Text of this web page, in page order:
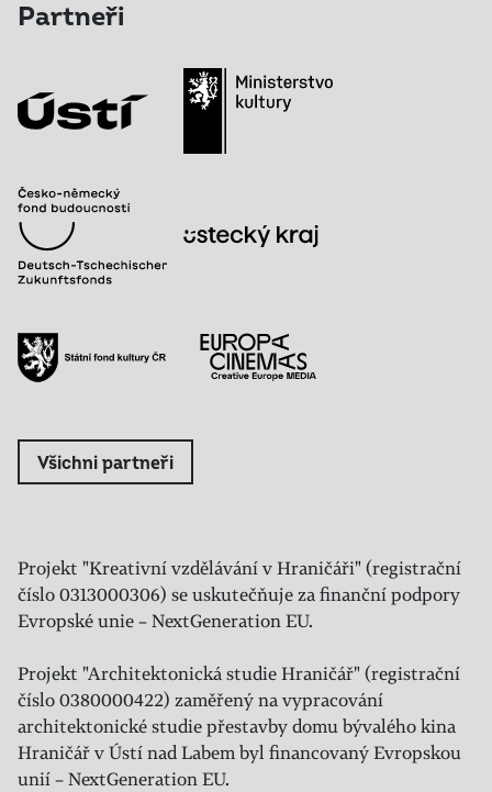
Partneři
Všichni partneři
Projekt "Kreativní vzdělávání v Hraničáři" (registrační
číslo 0313000306) se uskutečňuje za finanční podpory
Evropské unie – NextGeneration EU.
Projekt "Architektonická studie Hraničář" (registrační
číslo 0380000422) zaměřený na vypracování
architektonické studie přestavby domu bývalého kina
Hraničář v Ústí nad Labem byl financovaný Evropskou
unií – NextGeneration EU.